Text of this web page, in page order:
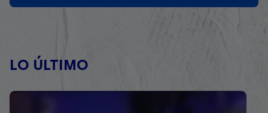
LO ÚLTIMO